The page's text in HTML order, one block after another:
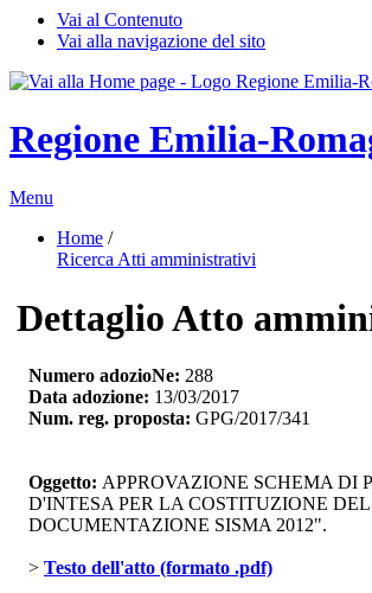
Vai al Contenuto
Vai alla navigazione del sito
Regione Emilia-
Menu
Home /
Ricerca Atti amministrativi
Dettaglio Atto
Numero adozioNe: 288
Data adozione: 13/03/2017
Num. reg. proposta: GPG/2017/341
Oggetto: APPROVAZIONE SCHEMA DI
D'INTESA PER LA COSTITUZIONE
DOCUMENTAZIONE SISMA 2012".
> Testo dell'atto (formato .pdf)